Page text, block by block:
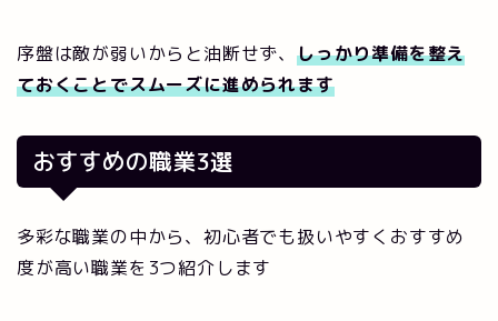
序盤は敵が弱いからと油断せず、 しっかり準備を整え
ておくことでスムーズに進められます
おすすめの職業3選
多彩な職業の中から、初心者でも扱いやすくおすすめ
度が高い職業を3つ紹介します